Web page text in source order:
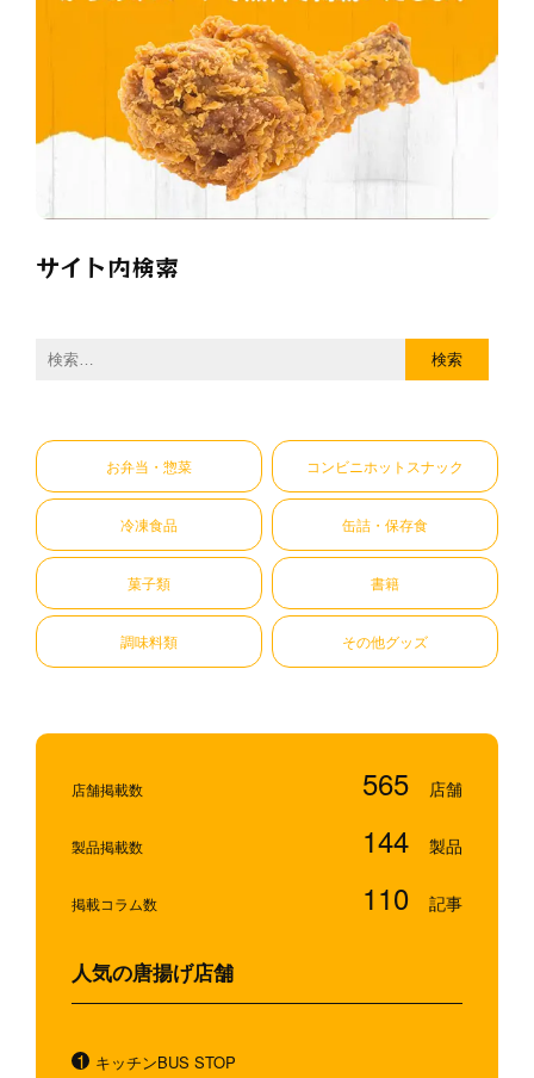
サイト内検索
検
お弁当・惣菜 コンビニホットスナック
冷凍食品 缶詰・保存食
菓子類 書籍
調味料類 その他グッズ
店舗掲載数 565
製品掲載数 144
掲載コラム数 110
人気の唐揚げ店舗
キッチンBUS STOP